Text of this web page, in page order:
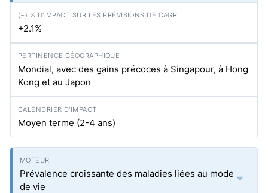
+2.1%
Mondial, avec des gains précoces à Singapour, à Hong
Kong et au Japon
Moyen terme (2-4 ans)
Prévalence croissante des maladies liées au mode
de vie